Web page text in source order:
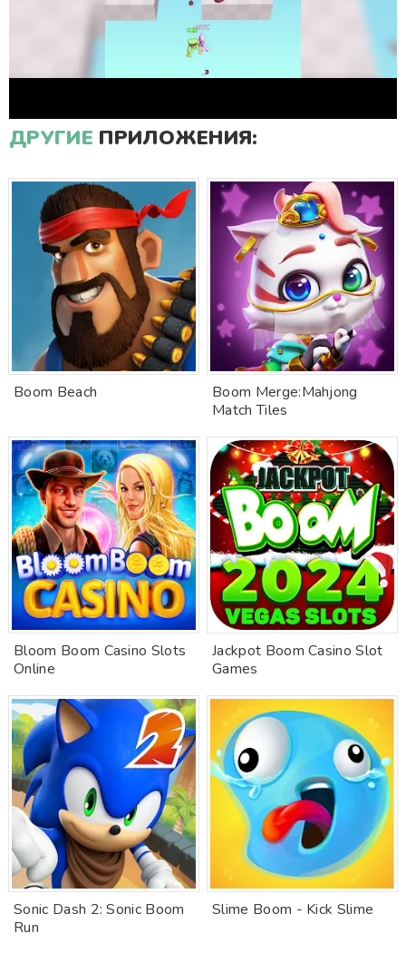
ДРУГИЕ ПРИЛОЖЕНИЯ:
Boom Beach
Boom Merge:Mahjong
Match Tiles
Bloom Boom Casino Slots
Online
Jackpot Boom Casino Slot
Games
Sonic Dash 2: Sonic Boom
Run
Slime Boom - Kick Slime